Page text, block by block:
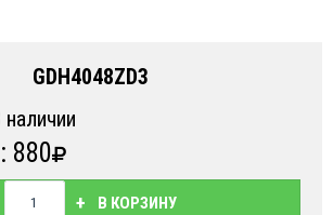
И ОПЛАТА
GDH4048ZD3
наличии
880
+ В КОРЗИНУ